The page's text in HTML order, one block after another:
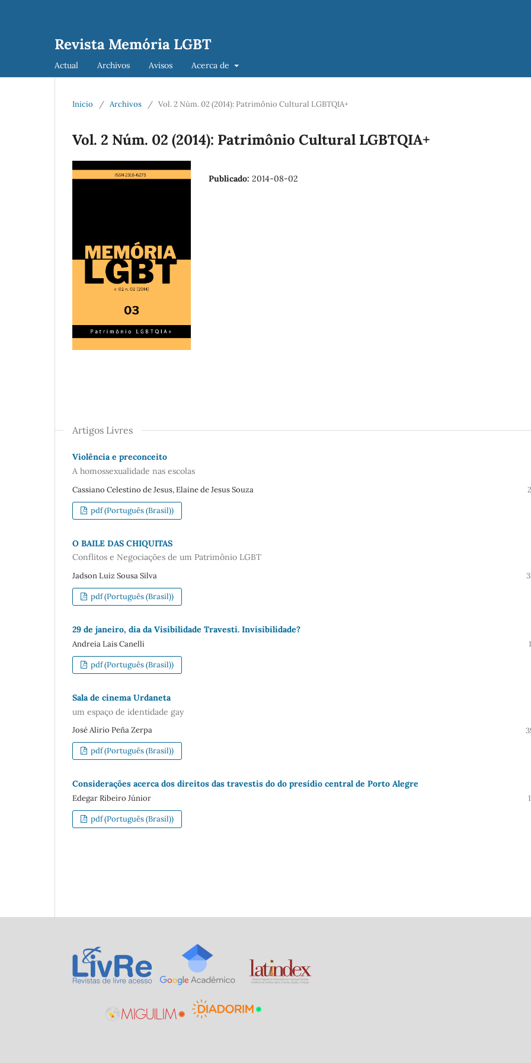
Revista Memória LGBT
Actual Archivos Avisos Acerca de
Inicio / Archivos / Vol. 2 Núm. 02 (2014): Patrimônio Cultural LGBTQIA+
Vol. 2 Núm. 02 (2014): Patrimônio Cultural LGBTQIA+
Publicado: 2014-08-02
Artigos Livres
Violência e preconceito
A homossexualidade nas escolas
Cassiano Celestino de Jesus, Elaine de Jesus Souza
pdf (Português (Brasil))
O BAILE DAS CHIQUITAS
Conflitos e Negociações de um Patrimônio LGBT
Jadson Luiz Sousa Silva
pdf (Português (Brasil))
29 de janeiro, dia da Visibilidade Travesti. Invisibilidade?
Andreia Lais Canelli
pdf (Português (Brasil))
Sala de cinema Urdaneta
um espaço de identidade gay
José Alirio Peña Zerpa
pdf (Português (Brasil))
Considerações acerca dos direitos das travestis do do presídio central de Porto Alegre
Edegar Ribeiro Júnior
pdf (Português (Brasil))